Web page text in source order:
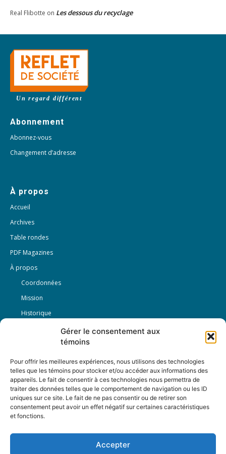
Gérer le consentement aux
témoins
Pour offrir les meilleures expériences, nous utilisons des technologies
telles que les témoins pour stocker et/ou accéder aux informations des
appareils. Le fait de consentir à ces technologies nous permettra de
traiter des données telles que le comportement de navigation ou les ID
uniques sur ce site. Le fait de ne pas consentir ou de retirer son
consentement peut avoir un effet négatif sur certaines caractéristiques
et fonctions.
Accepter
Real Flibotte on Les dessous du recyclage
Un regard différent
Abonnement
Abonnez-vous
Changement d’adresse
À propos
Accueil
Archives
Table rondes
PDF Magazines
À propos
Coordonnées
Mission
Historique
FAQ
Offre d’emploi
Conditions générales
Nous Suivre